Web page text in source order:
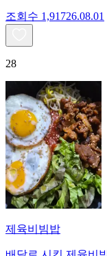
조회수 1,91726.08.01
28
제육비빔밥